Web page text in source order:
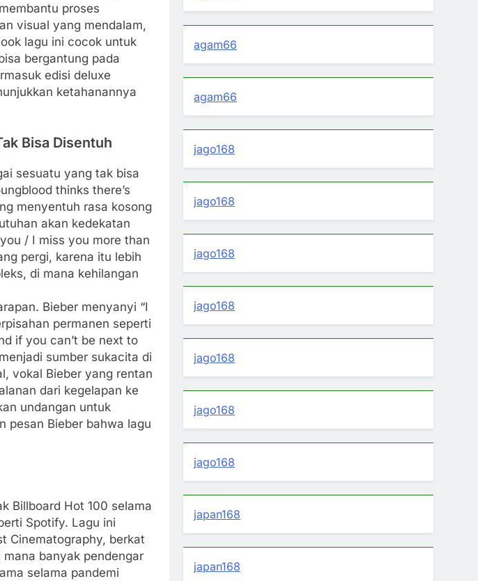
proses
visual yang mendalam,
lagu ini cocok untuk
bergantung pada
edisi deluxe
ketahanannya
Bisa Disentuh
sesuatu yang tak bisa
thinks there’s
menyentuh rasa kosong
akan kedekatan
/ I miss you more than
pergi, karena itu lebih
di mana kehilangan
Bieber menyanyi “I
permanen seperti
if you can’t be next to
sumber sukacita di
vokal Bieber yang rentan
dari kegelapan ke
undangan untuk
pesan Bieber bahwa lagu
Billboard Hot 100 selama
Spotify. Lagu ini
Cinematography, berkat
banyak pendengar
selama pandemi
agam66
agam66
jago168
jago168
jago168
jago168
jago168
jago168
jago168
japan168
japan168